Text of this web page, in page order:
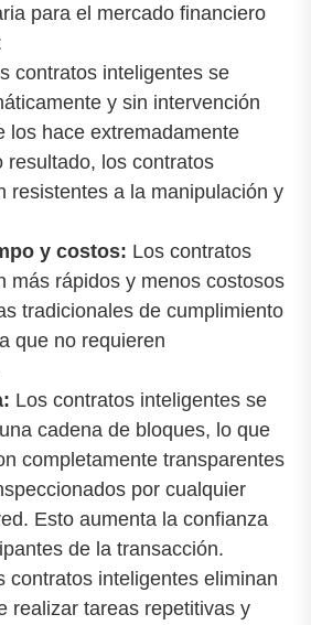
para el mercado financiero
contratos inteligentes se
y sin intervención
los hace extremadamente
resultado, los contratos
resistentes a la manipulación y
y costos: Los contratos
más rápidos y menos costosos
tradicionales de cumplimiento
que no requieren
Los contratos inteligentes se
cadena de bloques, lo que
completamente transparentes
por cualquier
Esto aumenta la confianza
de la transacción.
contratos inteligentes eliminan
realizar tareas repetitivas y